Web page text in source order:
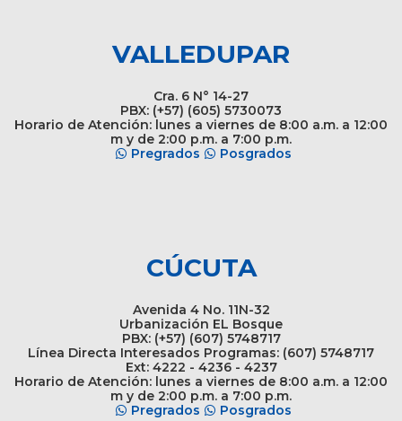
VALLEDUPAR
Cra. 6 N° 14-27
PBX: (+57) (605) 5730073
Horario de Atención: lunes a viernes de 8:00 a.m. a 12:00
m y de 2:00 p.m. a 7:00 p.m.
Pregrados
Posgrados
CÚCUTA
Avenida 4 No. 11N-32
Urbanización EL Bosque
PBX: (+57) (607) 5748717
Línea Directa Interesados Programas: (607) 5748717
Ext: 4222 - 4236 - 4237
Horario de Atención: lunes a viernes de 8:00 a.m. a 12:00
m y de 2:00 p.m. a 7:00 p.m.
Pregrados
Posgrados